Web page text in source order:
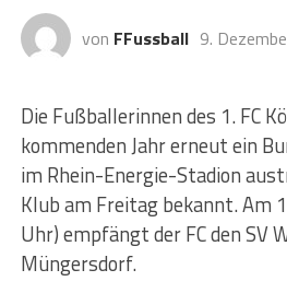
von FFussball 9.
Die Fußballerinnen des 1. FC
kommenden Jahr erneut ein
im Rhein-Energie-Stadion
Klub am Freitag bekannt. Am
Uhr) empfängt der FC den SV
Müngersdorf.